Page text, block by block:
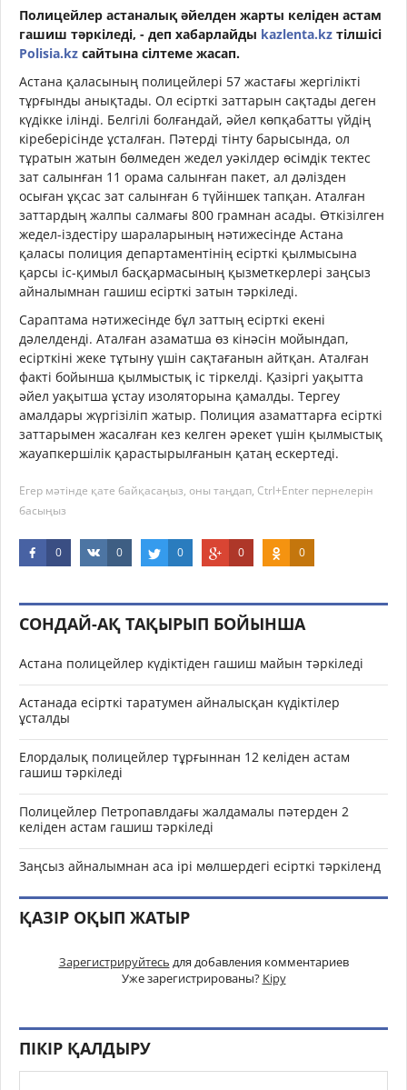
Полицейлер астаналық әйелден жарты келіден астам
гашиш тәркіледі, - деп хабарлайды kazlenta.kz тілшісі
Polisia.kz сайтына сілтеме жасап.
Астана қаласының полицейлері 57 жастағы жергілікті
тұрғынды анықтады. Ол есірткі заттарын сақтады деген
күдікке ілінді. Белгілі болғандай, әйел көпқабатты үйдің
кіреберісінде ұсталған. Пәтерді тінту барысында, ол
тұратын жатын бөлмеден жедел уәкілдер өсімдік тектес
зат салынған 11 орама салынған пакет, ал дәлізден
осыған ұқсас зат салынған 6 түйіншек тапқан. Аталған
заттардың жалпы салмағы 800 грамнан асады. Өткізілген
жедел-іздестіру шараларының нәтижесінде Астана
қаласы полиция департаментінің есірткі қылмысына
қарсы іс-қимыл басқармасының қызметкерлері заңсыз
айналымнан гашиш есірткі затын тәркіледі.
Сараптама нәтижесінде бұл заттың есірткі екені
дәлелденді. Аталған азаматша өз кінәсін мойындап,
есірткіні жеке тұтыну үшін сақтағанын айтқан. Аталған
факті бойынша қылмыстық іс тіркелді. Қазіргі уақытта
әйел уақытша ұстау изоляторына қамалды. Тергеу
амалдары жүргізіліп жатыр. Полиция азаматтарға есірткі
заттарымен жасалған кез келген әрекет үшін қылмыстық
жауапкершілік қарастырылғанын қатаң ескертеді.
Егер мәтінде қате байқасаңыз, оны таңдап, Ctrl+Enter пернелерін
басыңыз
0 0 0 0 0
СОНДАЙ-АҚ ТАҚЫРЫП БОЙЫНША
Астана полицейлер күдіктіден гашиш майын тәркіледі
Астанада есірткі таратумен айналысқан күдіктілер
ұсталды
Елордалық полицейлер тұрғыннан 12 келіден астам
гашиш тәркіледі
Полицейлер Петропавлдағы жалдамалы пәтерден 2
келіден астам гашиш тәркіледі
Заңсыз айналымнан аса ірі мөлшердегі есірткі тәркіленд
ҚАЗІР ОҚЫП ЖАТЫР
Зарегистрируйтесь для добавления комментариев
Уже зарегистрированы? Кіру
ПІКІР ҚАЛДЫРУ